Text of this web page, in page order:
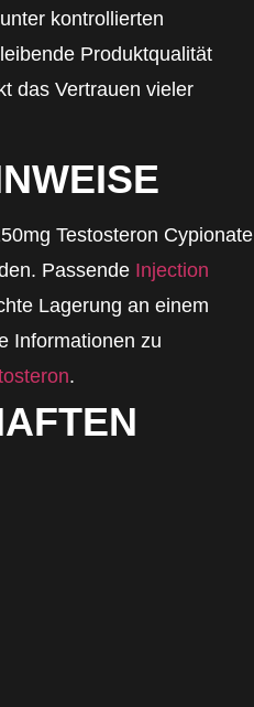
kontrollierten
Produktqualität
das Vertrauen vieler
Testosteron Cypionate
Passende Injection
Lagerung an einem
Informationen zu
.